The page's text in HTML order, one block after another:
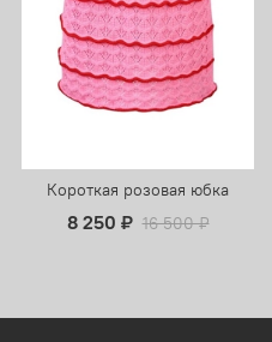
Короткая розовая юбка
8 250 ₽ 16 500 ₽